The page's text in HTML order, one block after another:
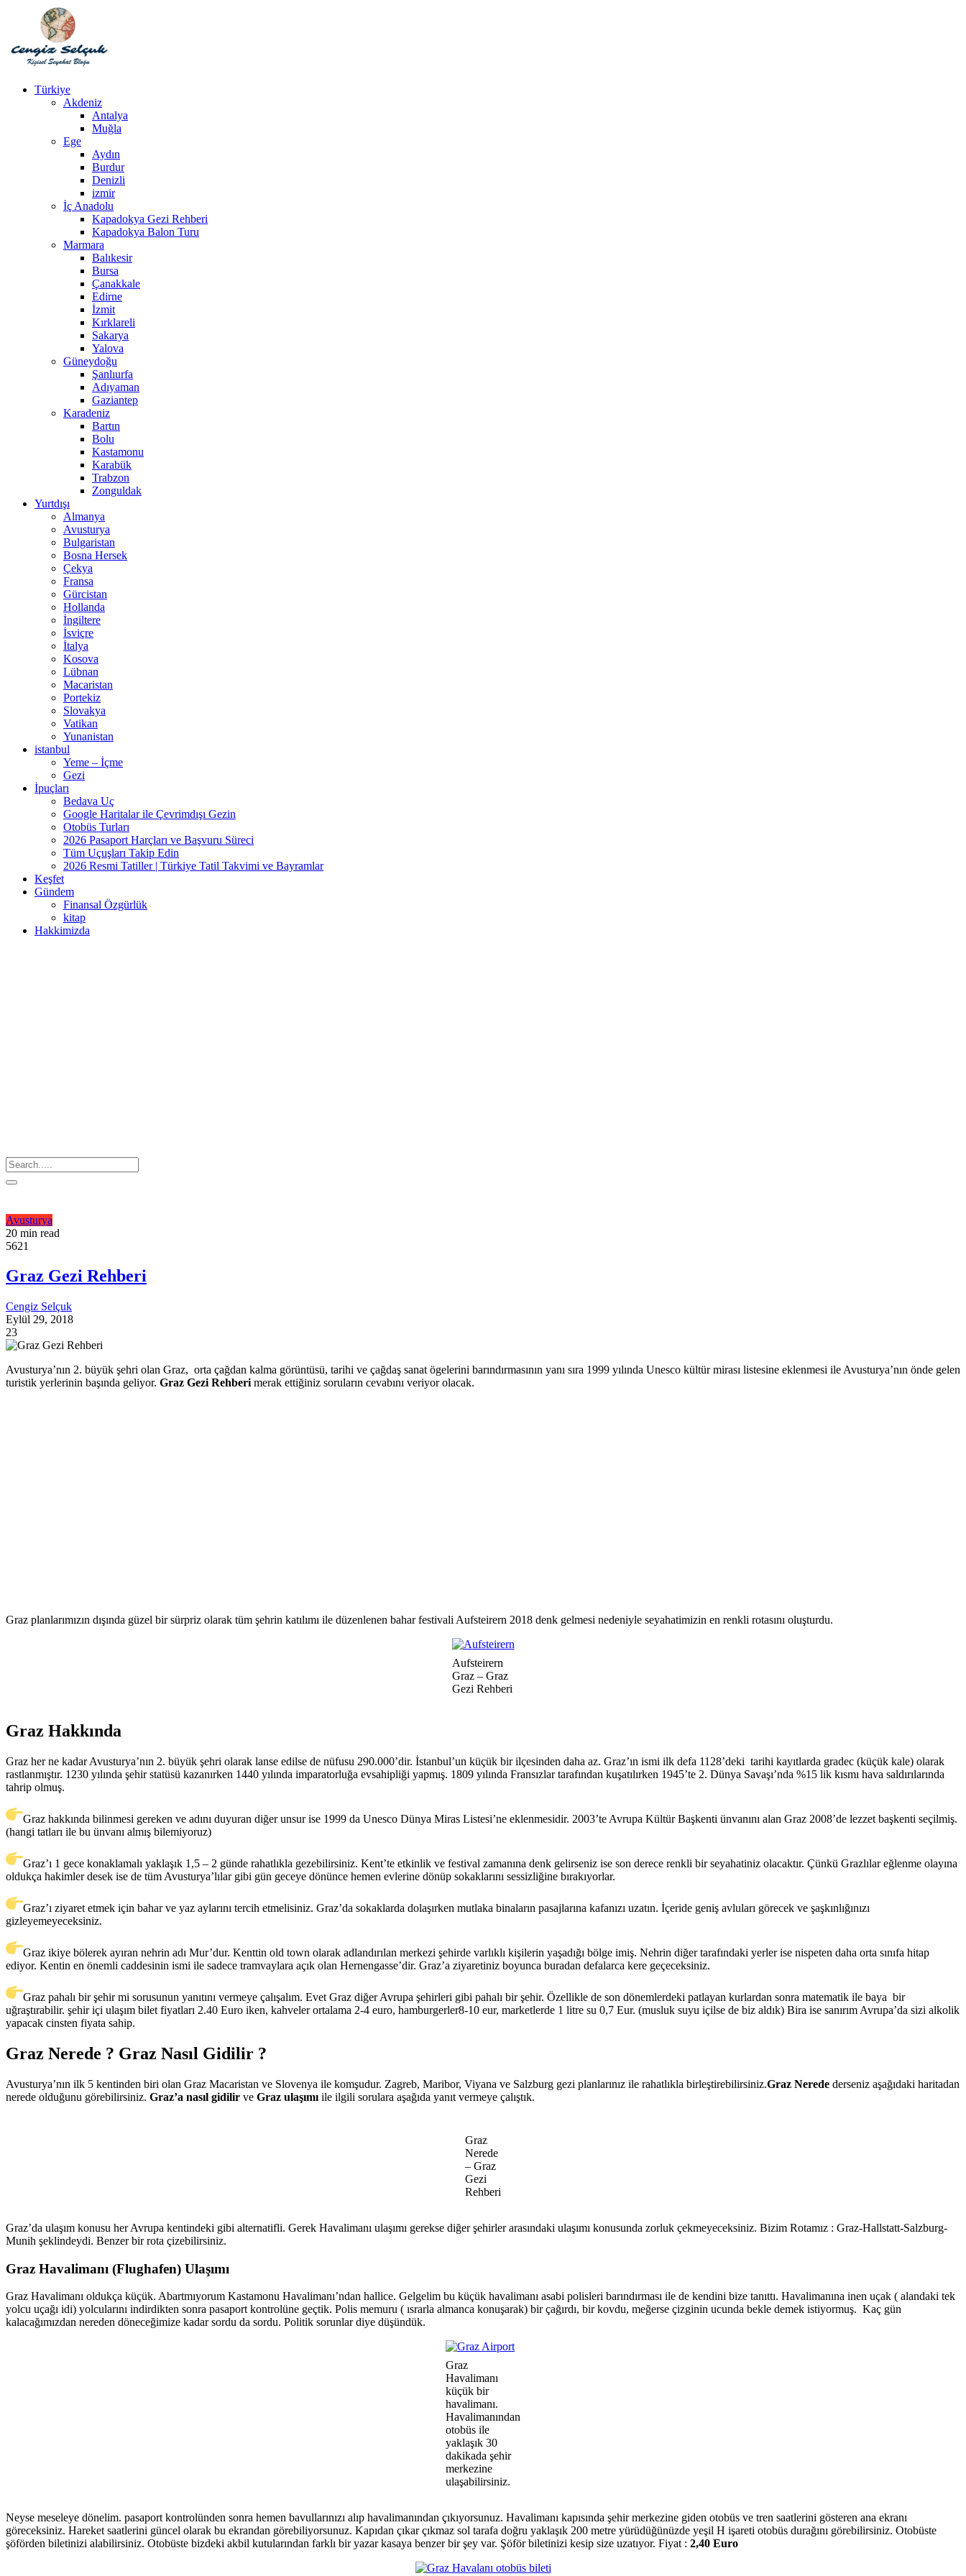
Türkiye
Akdeniz
Antalya
Muğla
Ege
Aydın
Burdur
Denizli
izmir
İç Anadolu
Kapadokya Gezi Rehberi
Kapadokya Balon Turu
Marmara
Balıkesir
Bursa
Çanakkale
Edirne
İzmit
Kırklareli
Sakarya
Yalova
Güneydoğu
Şanlıurfa
Adıyaman
Gaziantep
Karadeniz
Bartın
Bolu
Kastamonu
Karabük
Trabzon
Zonguldak
Yurtdışı
Almanya
Avusturya
Bulgaristan
Bosna Hersek
Çekya
Fransa
Gürcistan
Hollanda
İngiltere
İsviçre
İtalya
Kosova
Lübnan
Macaristan
Portekiz
Slovakya
Vatikan
Yunanistan
istanbul
Yeme – İçme
Gezi
İpuçları
Bedava Uç
Google Haritalar ile Çevrimdışı Gezin
Otobüs Turları
2026 Pasaport Harçları ve Başvuru Süreci
Tüm Uçuşları Takip Edin
2026 Resmi Tatiller | Türkiye Tatil Takvimi ve Bayramlar
Keşfet
Gündem
Finansal Özgürlük
kitap
Hakkimizda
Avusturya
20 min read
5621
Graz Gezi Rehberi
Cengiz Selçuk
Eylül 29, 2018
23
Avusturya’nın 2. büyük şehri olan Graz, orta çağdan kalma görüntüsü, tarihi ve çağdaş sanat ögelerini barındırmasının yanı sıra 1999 yılında Unesco kültür mirası listesine eklenmesi ile Avusturya’nın önde gelen
turistik yerlerinin başında geliyor. Graz Gezi Rehberi merak ettiğiniz soruların cevabını veriyor olacak.
Graz planlarımızın dışında güzel bir sürpriz olarak tüm şehrin katılımı ile düzenlenen bahar festivali Aufsteirern 2018 denk gelmesi nedeniyle seyahatimizin en renkli rotasını oluşturdu.
Aufsteirern
Graz – Graz
Gezi Rehberi
Graz Hakkında
Graz her ne kadar Avusturya’nın 2. büyük şehri olarak lanse edilse de nüfusu 290.000’dir. İstanbul’un küçük bir ilçesinden daha az. Graz’ın ismi ilk defa 1128’deki tarihi kayıtlarda gradec (küçük kale) olarak
rastlanmıştır. 1230 yılında şehir statüsü kazanırken 1440 yılında imparatorluğa evsahipliği yapmış. 1809 yılında Fransızlar tarafından kuşatılırken 1945’te 2. Dünya Savaşı’nda %15 lik kısmı hava saldırılarında
tahrip olmuş.
Graz hakkında bilinmesi gereken ve adını duyuran diğer unsur ise 1999 da Unesco Dünya Miras Listesi’ne eklenmesidir. 2003’te Avrupa Kültür Başkenti ünvanını alan Graz 2008’de lezzet başkenti seçilmiş.
(hangi tatları ile bu ünvanı almış bilemiyoruz)
Graz’ı 1 gece konaklamalı yaklaşık 1,5 – 2 günde rahatlıkla gezebilirsiniz. Kent’te etkinlik ve festival zamanına denk gelirseniz ise son derece renkli bir seyahatiniz olacaktır. Çünkü Grazlılar eğlenme olayına
oldukça hakimler desek ise de tüm Avusturya’lılar gibi gün geceye dönünce hemen evlerine dönüp sokaklarını sessizliğine bırakıyorlar.
Graz’ı ziyaret etmek için bahar ve yaz aylarını tercih etmelisiniz. Graz’da sokaklarda dolaşırken mutlaka binaların pasajlarına kafanızı uzatın. İçeride geniş avluları görecek ve şaşkınlığınızı
gizleyemeyeceksiniz.
Graz ikiye bölerek ayıran nehrin adı Mur’dur. Kenttin old town olarak adlandırılan merkezi şehirde varlıklı kişilerin yaşadığı bölge imiş. Nehrin diğer tarafındaki yerler ise nispeten daha orta sınıfa hitap
ediyor. Kentin en önemli caddesinin ismi ile sadece tramvaylara açık olan Hernengasse’dir. Graz’a ziyaretiniz boyunca buradan defalarca kere geçeceksiniz.
Graz pahalı bir şehir mi sorusunun yanıtını vermeye çalışalım. Evet Graz diğer Avrupa şehirleri gibi pahalı bir şehir. Özellikle de son dönemlerdeki patlayan kurlardan sonra matematik ile baya bir
uğraştırabilir. şehir içi ulaşım bilet fiyatları 2.40 Euro iken, kahveler ortalama 2-4 euro, hamburgerler8-10 eur, marketlerde 1 litre su 0,7 Eur. (musluk suyu içilse de biz aldık) Bira ise sanırım Avrupa’da sizi alkolik
yapacak cinsten fiyata sahip.
Graz Nerede ? Graz Nasıl Gidilir ?
Avusturya’nın ilk 5 kentinden biri olan Graz Macaristan ve Slovenya ile komşudur. Zagreb, Maribor, Viyana ve Salzburg gezi planlarınız ile rahatlıkla birleştirebilirsiniz.Graz Nerede derseniz aşağıdaki haritadan
nerede olduğunu görebilirsiniz. Graz’a nasıl gidilir ve Graz ulaşımı ile ilgili sorulara aşağıda yanıt vermeye çalıştık.
Graz
Nerede
– Graz
Gezi
Rehberi
Graz’da ulaşım konusu her Avrupa kentindeki gibi alternatifli. Gerek Havalimanı ulaşımı gerekse diğer şehirler arasındaki ulaşımı konusunda zorluk çekmeyeceksiniz. Bizim Rotamız : Graz-Hallstatt-Salzburg-
Munih şeklindeydi. Benzer bir rota çizebilirsiniz.
Graz Havalimanı (Flughafen) Ulaşımı
Graz Havalimanı oldukça küçük. Abartmıyorum Kastamonu Havalimanı’ndan hallice. Gelgelim bu küçük havalimanı asabi polisleri barındırması ile de kendini bize tanıttı. Havalimanına inen uçak ( alandaki tek
yolcu uçağı idi) yolcularını indirdikten sonra pasaport kontrolüne geçtik. Polis memuru ( ısrarla almanca konuşarak) bir çağırdı, bir kovdu, meğerse çizginin ucunda bekle demek istiyormuş. Kaç gün
kalacağımızdan nereden döneceğimize kadar sordu da sordu. Politik sorunlar diye düşündük.
Graz
Havalimanı
küçük bir
havalimanı.
Havalimanından
otobüs ile
yaklaşık 30
dakikada şehir
merkezine
ulaşabilirsiniz.
Neyse meseleye dönelim. pasaport kontrolünden sonra hemen bavullarınızı alıp havalimanından çıkıyorsunuz. Havalimanı kapısında şehir merkezine giden otobüs ve tren saatlerini gösteren ana ekranı
göreceksiniz. Hareket saatlerini güncel olarak bu ekrandan görebiliyorsunuz. Kapıdan çıkar çıkmaz sol tarafa doğru yaklaşık 200 metre yürüdüğünüzde yeşil H işareti otobüs durağını görebilirsiniz. Otobüste
şöförden biletinizi alabilirsiniz. Otobüste bizdeki akbil kutularından farklı bir yazar kasaya benzer bir şey var. Şöför biletinizi kesip size uzatıyor. Fiyat : 2,40 Euro